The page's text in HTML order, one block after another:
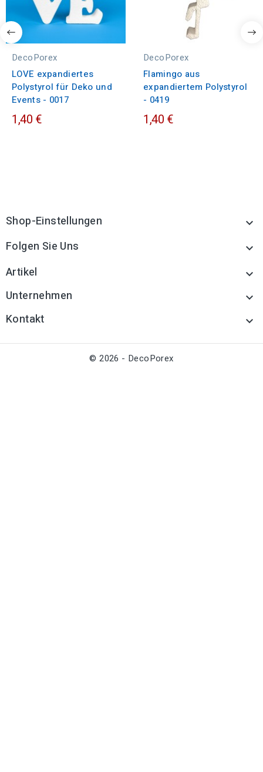
DecoPorex
LOVE expandiertes
Polystyrol für Deko und
Events - 0017
1,40 €
DecoPorex
Flamingo aus
expandiertem Polystyrol
- 0419
1,40 €
Shop-Einstellungen 
Folgen Sie Uns 
Artikel 
Unternehmen 
Kontakt 
© 2026 - DecoPorex